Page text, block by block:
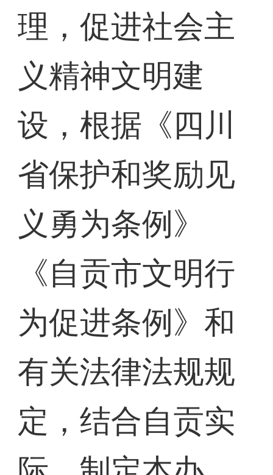
理，促进社会主
义精神文明建
设，根据《四川
省保护和奖励见
义勇为条例》
《自贡市文明行
为促进条例》和
有关法律法规规
定，结合自贡实